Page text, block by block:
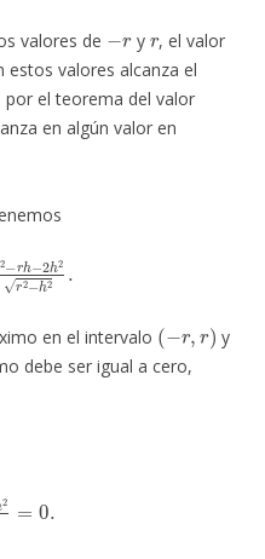
valores de y , el valor
estos valores alcanza el
el teorema del valor
en algún valor en
A′
− 2h 2r2
en el intervalo
(−
y
debe ser igual a cero,
r2